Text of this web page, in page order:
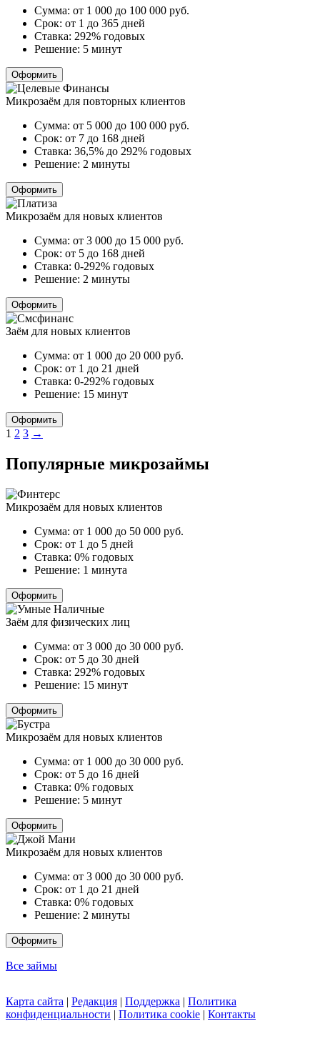
Сумма: от 1 000 до 100 000 руб.
Срок: от 1 до 365 дней
Ставка: 292% годовых
Решение: 5 минут
Оформить
Микрозаём для повторных клиентов
Сумма: от 5 000 до 100 000 руб.
Срок: от 7 до 168 дней
Ставка: 36,5% до 292% годовых
Решение: 2 минуты
Оформить
Микрозаём для новых клиентов
Сумма: от 3 000 до 15 000 руб.
Срок: от 5 до 168 дней
Ставка: 0-292% годовых
Решение: 2 минуты
Оформить
Заём для новых клиентов
Сумма: от 1 000 до 20 000 руб.
Срок: от 1 до 21 дней
Ставка: 0-292% годовых
Решение: 15 минут
Оформить
Пагинация
1 2 3 →
Популярные микрозаймы
Микрозаём для новых клиентов
Сумма: от 1 000 до 50 000 руб.
Срок: от 1 до 5 дней
Ставка: 0% годовых
Решение: 1 минута
Оформить
Заём для физических лиц
Сумма: от 3 000 до 30 000 руб.
Срок: от 5 до 30 дней
Ставка: 292% годовых
Решение: 15 минут
Оформить
Микрозаём для новых клиентов
Сумма: от 1 000 до 30 000 руб.
Срок: от 5 до 16 дней
Ставка: 0% годовых
Решение: 5 минут
Оформить
Микрозаём для новых клиентов
Сумма: от 3 000 до 30 000 руб.
Срок: от 1 до 21 дней
Ставка: 0% годовых
Решение: 2 минуты
Оформить
Все займы
Карта сайта | Редакция | Поддержка | Политика
конфиденциальности | Политика cookie | Контакты